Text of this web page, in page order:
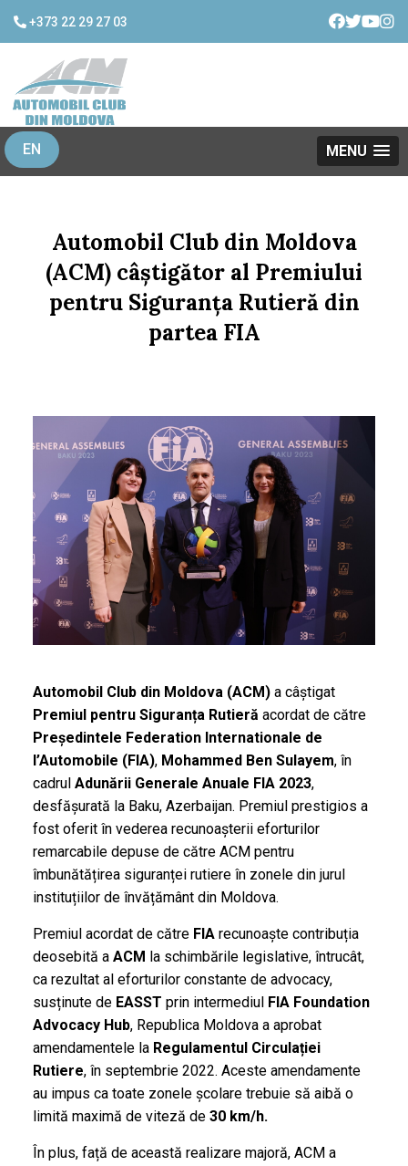
+373 22 29 27 03
EN MENU
Automobil Club din Moldova
(ACM) câștigător al Premiului
pentru Siguranța Rutieră din
partea FIA
Automobil Club din Moldova (ACM) a câștigat
Premiul pentru Siguranța Rutieră acordat de către
Președintele Federation Internationale de
l’Automobile (FIA), Mohammed Ben Sulayem, în
cadrul Adunării Generale Anuale FIA 2023,
desfășurată la Baku, Azerbaijan. Premiul prestigios a
fost oferit în vederea recunoașterii eforturilor
remarcabile depuse de către ACM pentru
îmbunătățirea siguranței rutiere în zonele din jurul
instituțiilor de învățământ din Moldova.
Premiul acordat de către FIA recunoaște contribuția
deosebită a ACM la schimbările legislative, întrucât,
ca rezultat al eforturilor constante de advocacy,
susținute de EASST prin intermediul FIA Foundation
Advocacy Hub, Republica Moldova a aprobat
amendamentele la Regulamentul Circulației
Rutiere, în septembrie 2022. Aceste amendamente
au impus ca toate zonele școlare trebuie să aibă o
limită maximă de viteză de 30 km/h.
În plus, față de această realizare majoră, ACM a